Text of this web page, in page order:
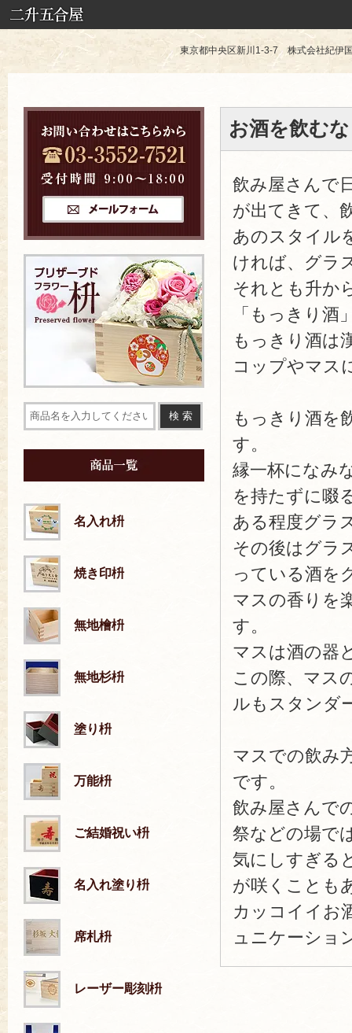
東京都中央区新川1-3-7 株式会社紀
お酒を飲む
飲み屋さんで
が出てきて、
あのスタイル
ければ、グラ
それとも升か
「もっきり酒
もっきり酒は
コップやマス
もっきり酒を
す。
縁一杯になみ
を持たずに啜
ある程度グラ
その後はグラ
っている酒を
マスの香りを
す。
マスは酒の器
この際、マス
ルもスタンダ
マスでの飲み
です。
飲み屋さんで
祭などの場で
気にしすぎる
が咲くことも
カッコイイお
ュニケーショ
名入れ枡
焼き印枡
無地檜枡
無地杉枡
塗り枡
万能枡
ご結婚祝い枡
名入れ塗り枡
席札枡
レーザー彫刻枡